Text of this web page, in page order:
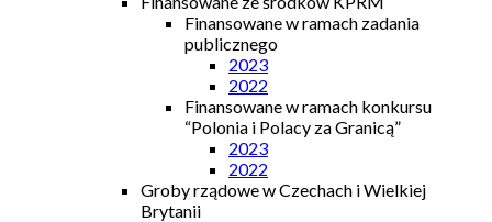
Finansowane w ramach zadania
publicznego
2023
2022
Finansowane w ramach konkursu
“Polonia i Polacy za Granicą”
2023
2022
Groby rządowe w Czechach i Wielkiej
Brytanii